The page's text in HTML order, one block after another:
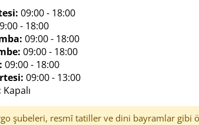
09:00 - 18:00
- 18:00
09:00 - 18:00
09:00 - 18:00
09:00 - 18:00
09:00 - 13:00
Kapalı
şubeleri, resmî tatiller ve dini bayramlar gibi